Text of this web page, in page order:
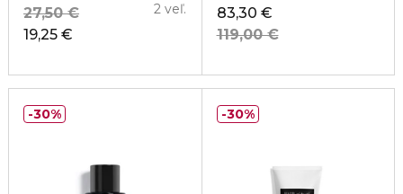
19,25 €
27,50 € 2 veľ.
83,30 €
119,00 €
30% 30%